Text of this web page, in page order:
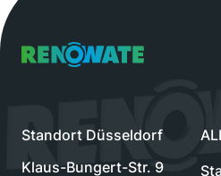
Renowate Logo
Standort Düsseldorf
Klaus-Bungert-Str. 9